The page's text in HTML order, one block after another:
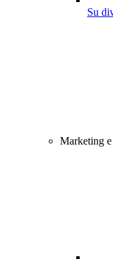
Su
Marketing